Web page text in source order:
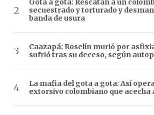
Gota a gota: Rescatan a un
secuestrado y torturado y
banda de usura
Caazapá: Roselín murió por
sufrió tras su deceso, según
La mafia del gota a gota: Así
extorsivo colombiano que acecha